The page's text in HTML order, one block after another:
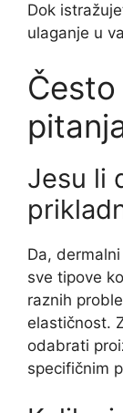
Dok
ulaganje u
Jesu li
Da,
sve tipove
raznih
elastičnost.
odabrati
specifičnim